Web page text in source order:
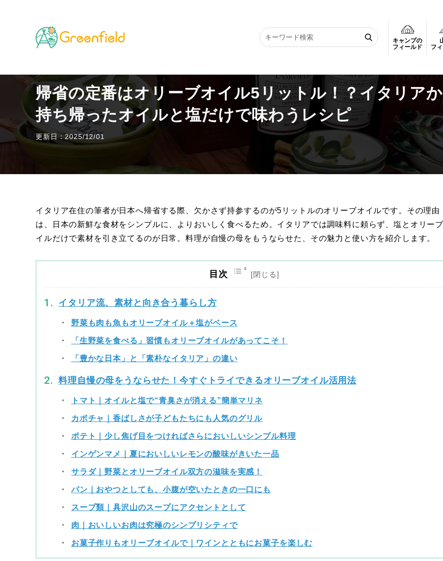
キャンプの
フィールド
フ
TOP その他のフィールド 帰省の定番はオリーブオイル5リットル！？イタリアから持ち帰ったオイルと塩だけで味わうレシピ
帰省の定番はオリーブオイル5リットル！？イタリア
持ち帰ったオイルと塩だけで味わうレシピ
更新日：2025/12/01
イタリア在住の筆者が日本へ帰省する際、欠かさず持参するのが5リットルのオリーブオイルです。その理由
は、日本の新鮮な食材をシンプルに、よりおいしく食べるため。イタリアでは調味料に頼らず、塩とオリー
イルだけで素材を引き立てるのが日常。料理が自慢の母をもうならせた、その魅力と使い方を紹介します。
目次
イタリア流、素材と向き合う暮らし方
野菜も肉も魚もオリーブオイル＋塩がベース
「生野菜を食べる」習慣もオリーブオイルがあってこそ！
「豊かな日本」と「素朴なイタリア」の違い
料理自慢の母をうならせた！今すぐトライできるオリーブオイル活用法
トマト｜オイルと塩で“青臭さが消える”簡単マリネ
カボチャ｜香ばしさが子どもたちにも人気のグリル
ポテト｜少し焦げ目をつければさらにおいしいシンプル料理
インゲンマメ｜夏においしいレモンの酸味がきいた一品
サラダ｜野菜とオリーブオイル双方の滋味を実感！
パン｜おやつとしても、小腹が空いたときの一口にも
スープ類｜具沢山のスープにアクセントとして
肉｜おいしいお肉は究極のシンプリシティで
お菓子作りもオリーブオイルで｜ワインとともにお菓子を楽しむ